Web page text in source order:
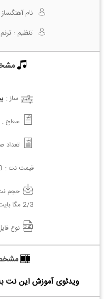
نام
تنظیم :
ساز :
سطح :
تعداد
قیمت نت :
حجم
2/3 مگا بایت
نوع
ویدئوی آموزش این نت